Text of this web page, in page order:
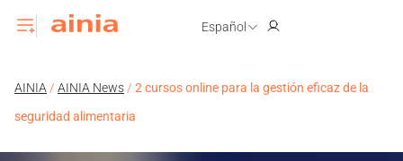
Español
AINIA / AINIA News / 2 cursos online para la gestión eficaz de la
seguridad alimentaria